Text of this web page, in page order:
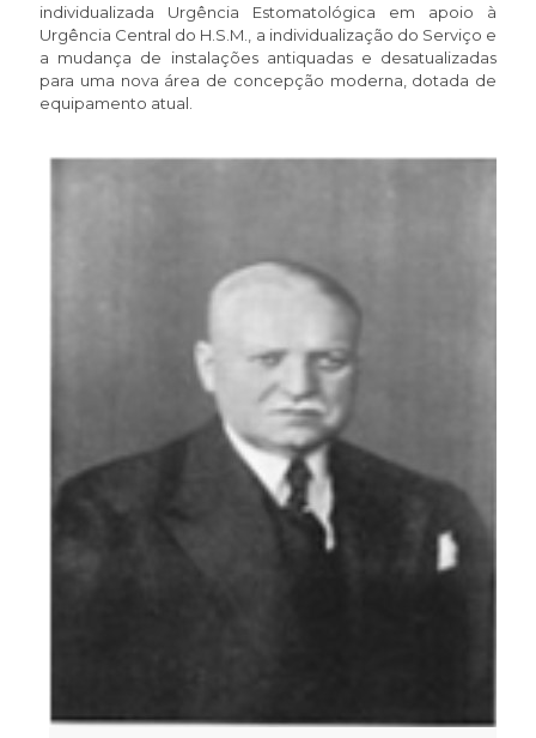
individualizada Urgência Estomatológica em apoio à
Urgência Central do H.S.M., a individualização do Serviço e
a mudança de instalações antiquadas e desatualizadas
para uma nova área de concepção moderna, dotada de
equipamento atual.